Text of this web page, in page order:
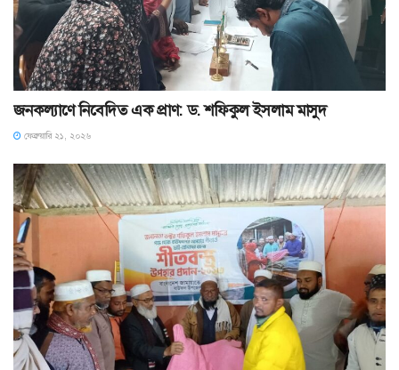
জনকল্যাণে নিবেদিত এক প্রাণ: ড. শফিকুল ইসলাম মাসুদ
ফেব্রুয়ারি ২১, ২০২৬